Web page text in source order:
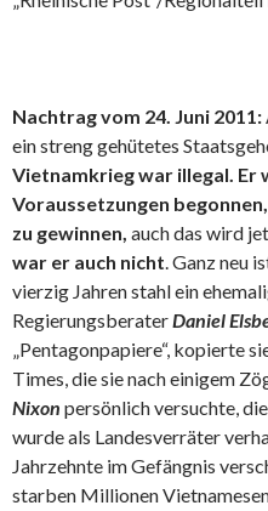
Nachtrag vom 24. Juni 2011:
ein streng gehütetes
Vietnamkrieg war illegal. Er
Voraussetzungen
zu gewinnen, auch das wird
war er auch nicht. Ganz neu
vierzig Jahren stahl ein
RegierungsberaterDaniel
„Pentagonpapiere“, kopierte
Times, die sie nach einigem
Nixon persönlich versuchte,
wurde als Landesverräter
Jahrzehnte im Gefängnis
starben Millionen